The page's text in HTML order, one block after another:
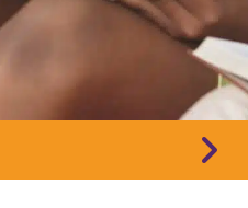
Educação